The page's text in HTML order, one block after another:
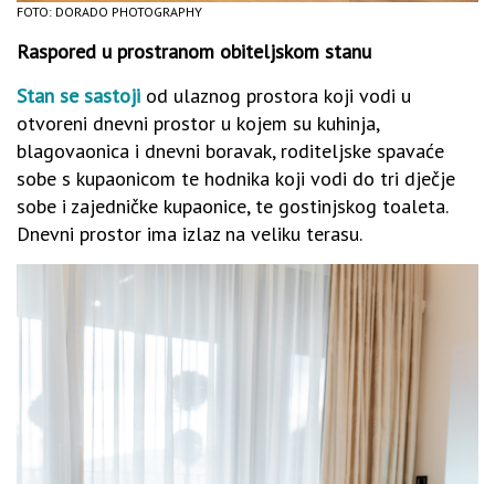
FOTO: DORADO PHOTOGRAPHY
Raspored u prostranom obiteljskom stanu
Stan se sastoji od ulaznog prostora koji vodi u
otvoreni dnevni prostor u kojem su kuhinja,
blagovaonica i dnevni boravak, roditeljske spavaće
sobe s kupaonicom te hodnika koji vodi do tri dječje
sobe i zajedničke kupaonice, te gostinjskog toaleta.
Dnevni prostor ima izlaz na veliku terasu.